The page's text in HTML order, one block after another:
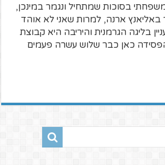
בסוכות שמתחיל ונגמר במינכן,
באליאנץ ארנה, למרות שאני לא אוהד
בליגה הגרמנית והיריבה היא קבוצת
כאן כבר שלוש עשרה פעמים